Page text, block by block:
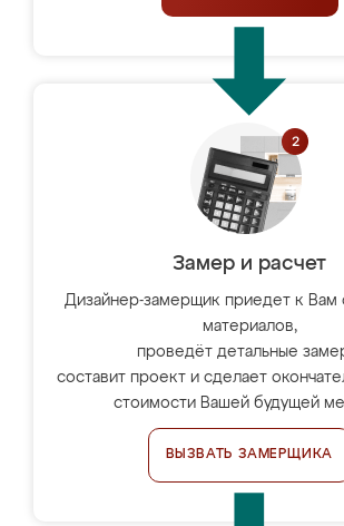
Замер и расчет
Дизайнер-замерщик приедет к Вам
материалов,
проведёт детальные
составит проект и сделает
стоимости Вашей будущей
ВЫЗВАТЬ ЗАМЕРЩИКА